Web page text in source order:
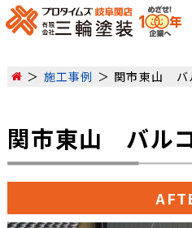
施工事例 関市東山 バ
関市東山 バル